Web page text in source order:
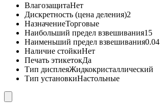
ВлагозащитаНет
Дискретность (цена деления)2
НазначениеТорговые
Наибольший предел взвешивания15
Наименьший предел взвешивания0.04
Наличие стойкиНет
Печать этикетокДа
Тип дисплеяЖидкокристаллический
Тип установкиНастольные